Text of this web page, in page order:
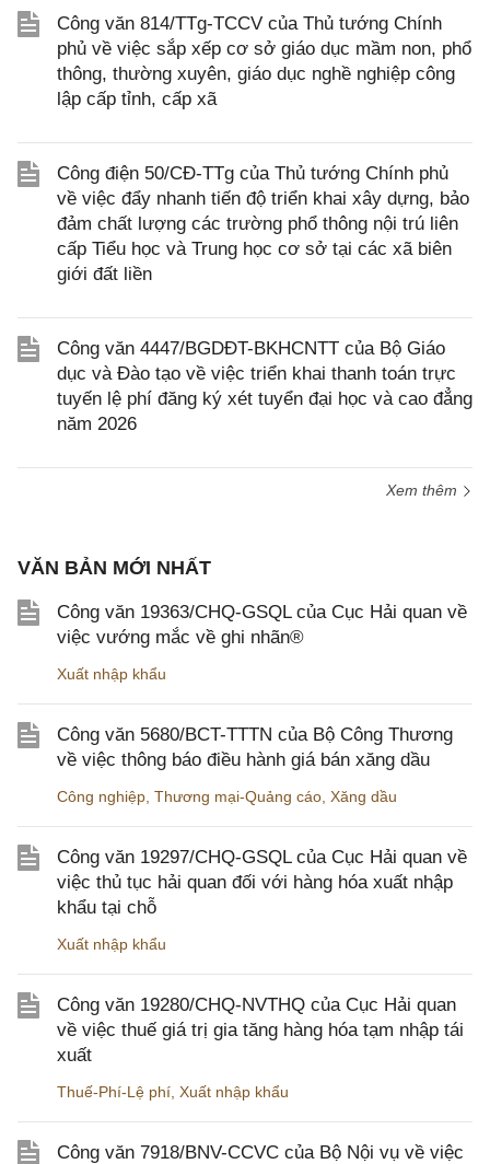
Công văn 814/TTg-TCCV của Thủ tướng Chính
phủ về việc sắp xếp cơ sở giáo dục mầm non, phổ
thông, thường xuyên, giáo dục nghề nghiệp công
lập cấp tỉnh, cấp xã
Công điện 50/CĐ-TTg của Thủ tướng Chính phủ
về việc đẩy nhanh tiến độ triển khai xây dựng, bảo
đảm chất lượng các trường phổ thông nội trú liên
cấp Tiểu học và Trung học cơ sở tại các xã biên
giới đất liền
Công văn 4447/BGDĐT-BKHCNTT của Bộ Giáo
dục và Đào tạo về việc triển khai thanh toán trực
tuyến lệ phí đăng ký xét tuyển đại học và cao đẳng
năm 2026
Xem thêm
VĂN BẢN MỚI NHẤT
Công văn 19363/CHQ-GSQL của Cục Hải quan về
việc vướng mắc về ghi nhãn®
Xuất nhập khẩu
Công văn 5680/BCT-TTTN của Bộ Công Thương
về việc thông báo điều hành giá bán xăng dầu
Công nghiệp Thương mại-Quảng cáo Xăng dầu
Công văn 19297/CHQ-GSQL của Cục Hải quan về
việc thủ tục hải quan đối với hàng hóa xuất nhập
khẩu tại chỗ
Xuất nhập khẩu
Công văn 19280/CHQ-NVTHQ của Cục Hải quan
về việc thuế giá trị gia tăng hàng hóa tạm nhập tái
xuất
Thuế-Phí-Lệ phí Xuất nhập khẩu
Công văn 7918/BNV-CCVC của Bộ Nội vụ về việc